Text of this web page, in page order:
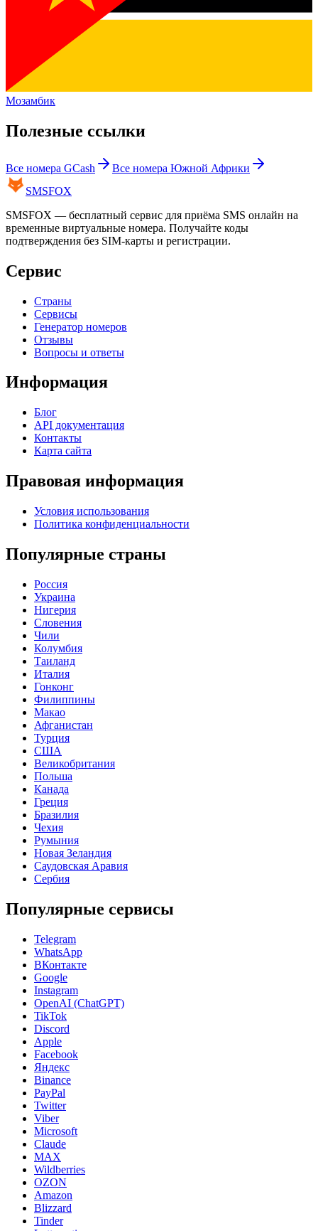
Мозамбик
Полезные ссылки
Все номера GCash Все номера Южной Африки
SMSFOX
SMSFOX — бесплатный сервис для приёма SMS онлайн на
временные виртуальные номера. Получайте коды
подтверждения без SIM-карты и регистрации.
Сервис
Страны
Сервисы
Генератор номеров
Отзывы
Вопросы и ответы
Информация
Блог
API документация
Контакты
Карта сайта
Правовая информация
Условия использования
Политика конфиденциальности
Популярные страны
Россия
Украина
Нигерия
Словения
Чили
Колумбия
Таиланд
Италия
Гонконг
Филиппины
Макао
Афганистан
Турция
США
Великобритания
Польша
Канада
Греция
Бразилия
Чехия
Румыния
Новая Зеландия
Саудовская Аравия
Сербия
Популярные сервисы
Telegram
WhatsApp
ВКонтакте
Google
Instagram
OpenAI (ChatGPT)
TikTok
Discord
Apple
Facebook
Яндекс
Binance
PayPal
Twitter
Viber
Microsoft
Claude
MAX
Wildberries
OZON
Amazon
Blizzard
Tinder